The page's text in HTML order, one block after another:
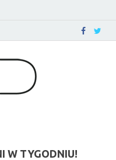
W TYGODNIU!